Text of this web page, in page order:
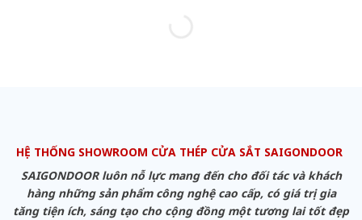
HỆ THỐNG SHOWROOM CỬA THÉP CỬA SẮT SAIGONDOOR
SAIGONDOOR luôn nỗ lực mang đến cho đối tác và khách
hàng những sản phẩm công nghệ cao cấp, có giá trị gia
tăng tiện ích, sáng tạo cho cộng đồng một tương lai tốt đẹp